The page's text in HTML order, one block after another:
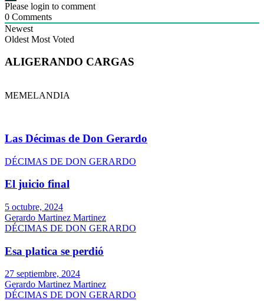
Please login to comment
0 Comments
Newest
Oldest Most Voted
ALIGERANDO CARGAS
MEMELANDIA
Las Décimas de Don Gerardo
DÉCIMAS DE DON GERARDO
El juicio final
5 octubre, 2024
Gerardo Martinez Martinez
DÉCIMAS DE DON GERARDO
Esa platica se perdió
27 septiembre, 2024
Gerardo Martinez Martinez
DÉCIMAS DE DON GERARDO